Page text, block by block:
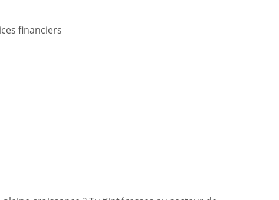
financiers